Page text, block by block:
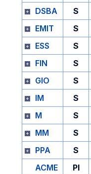
DSBA S
EMIT
S
ESS
S
FIN
S
GIO
S
IM
S
M
S
MM
S
PPA
S
ACME
PI